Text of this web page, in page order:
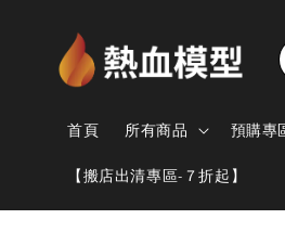
首頁 所有商品 預購專
【搬店出清專區-７折起】